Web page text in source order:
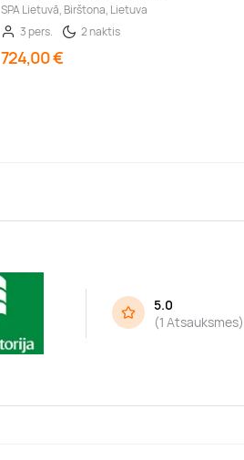
SPA Lietuvā, Birštona, Lietuva
3 pers.
2 naktis
724,00 €
5.0
(1 Atsauksmes)